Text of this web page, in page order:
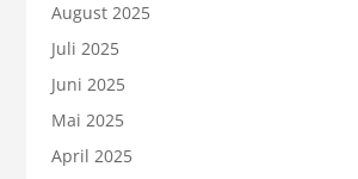
August 2025
Juli 2025
Juni 2025
Mai 2025
April 2025